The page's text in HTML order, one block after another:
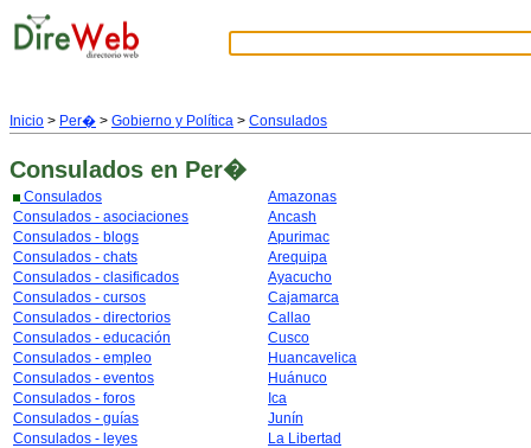
Inicio > Per� > Gobierno y Política > Consulados
Consulados en Per�
Consulados
Consulados - asociaciones
Consulados - blogs
Consulados - chats
Consulados - clasificados
Consulados - cursos
Consulados - directorios
Consulados - educación
Consulados - empleo
Consulados - eventos
Consulados - foros
Consulados - guías
Consulados - leyes
Amazonas
Ancash
Apurimac
Arequipa
Ayacucho
Cajamarca
Callao
Cusco
Huancavelica
Huánuco
Ica
Junín
La Libertad